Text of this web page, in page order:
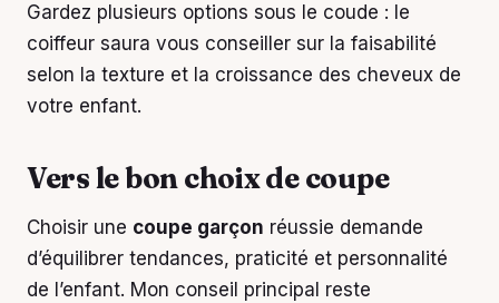
Gardez plusieurs options sous le coude : le
coiffeur saura vous conseiller sur la faisabilité
selon la texture et la croissance des cheveux de
votre enfant.
Vers le bon choix de coupe
Choisir une coupe garçon réussie demande
d’équilibrer tendances, praticité et personnalité
de l’enfant. Mon conseil principal reste